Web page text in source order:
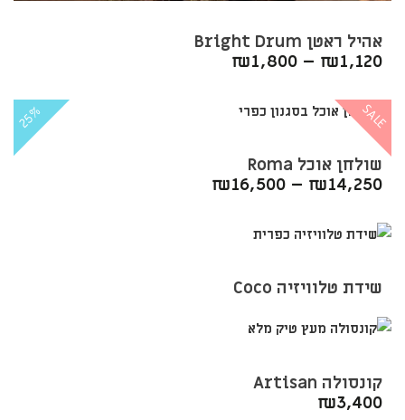
אהיל ראטן Bright Drum
₪1,120
–
₪1,800
25% SALE
שולחן אוכל Roma
₪14,250
–
₪16,500
שידת טלוויזיה Coco
קונסולה Artisan
₪3,400